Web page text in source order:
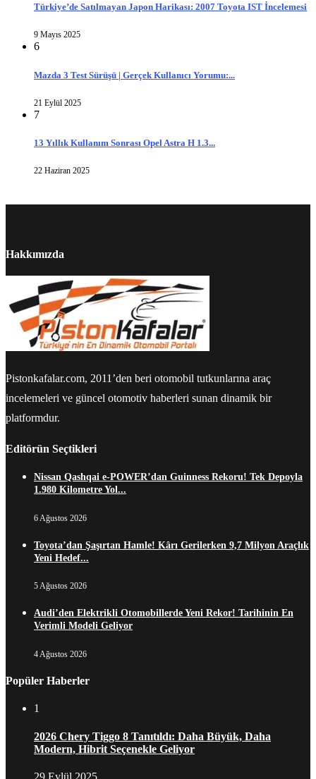
Türkiye’de Satılmayan Japon Harikası: 2007 Toyota IST İncelemesi
9 Mayıs 2025
6
Mazda 3 Test Sürüşü | Gerçek Kullanıcı Yorumu:...
21 Eylül 2025
7
13 Yıllık Kullanım Sonrası Opel Astra H 1.3...
22 Haziran 2025
Hakkımızda
Pistonkafalar.com, 2011’den beri otomobil tutkunlarına araç
incelemeleri ve güncel otomotiv haberleri sunan dinamik bir
platformdur.
Editörün Seçtikleri
Nissan Qashqai e-POWER’dan Guinness Rekoru! Tek Depoyla
1.980 Kilometre Yol...
6 Ağustos 2026
Toyota’dan Şaşırtan Hamle! Kârı Gerilerken 9,7 Milyon Araçlık
Yeni Hedef...
5 Ağustos 2026
Audi’den Elektrikli Otomobillerde Yeni Rekor! Tarihinin En
Verimli Modeli Geliyor
4 Ağustos 2026
Popüler Haberler
1
2026 Chery Tiggo 8 Tanıtıldı: Daha Büyük, Daha
Modern, Hibrit Seçenekle Geliyor
29 Eylül 2025